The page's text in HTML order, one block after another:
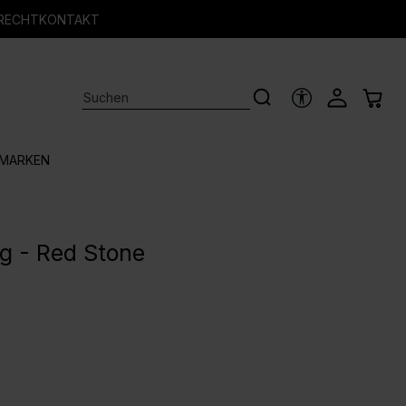
KONTAKT
HILFSTOOLS
MARKEN
- Red Stone